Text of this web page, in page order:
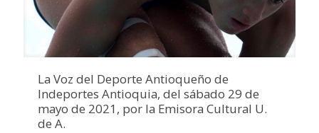
La Voz del Deporte Antioqueño de
Indeportes Antioquia, del sábado 29 de
mayo de 2021, por la Emisora Cultural U.
de A.